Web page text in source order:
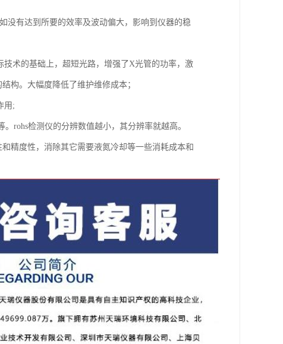
没有达到所要的效率及波动偏大，影响到仪器的稳
技术的基础上，超短光路，增强了X光管的功率，激
构。大幅度降低了维护维修成本；
用;
rohs检测仪的分辨数值越小，其分辨率就越高。
精度性，消除其它需要液氮冷却等一些消耗成本和